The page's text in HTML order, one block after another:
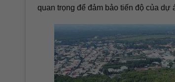
quan trọng để đảm bảo tiến độ của dự